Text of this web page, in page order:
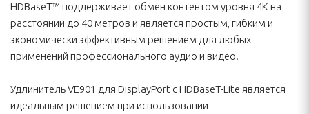
HDBaseT™ поддерживает обмен контентом уровня 4K на
расстоянии до 40 метров и является простым, гибким и
экономически эффективным решением для любых
применений профессионального аудио и видео.
Удлинитель VE901 для DisplayPort с HDBaseT-Lite является
идеальным решением при использовании